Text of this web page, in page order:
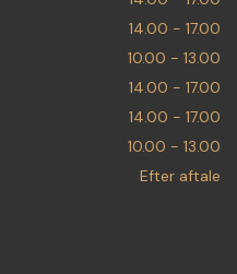
14.00 - 17.00
10.00 - 13.00
14.00 - 17.00
14.00 - 17.00
10.00 - 13.00
Efter aftale